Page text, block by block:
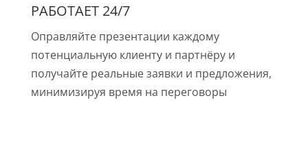
РАБОТАЕТ 24/7
Оправляйте презентации каждому
потенциальную клиенту и партнёру и
получайте реальные заявки и предложения,
минимизируя время на переговоры